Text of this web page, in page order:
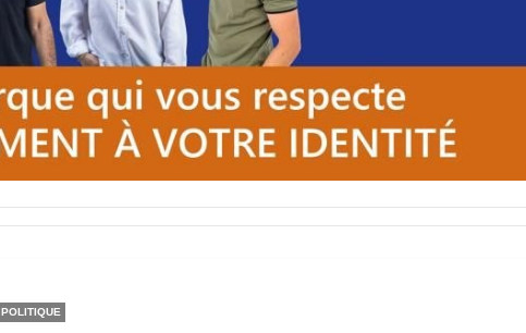
POLITIQUE